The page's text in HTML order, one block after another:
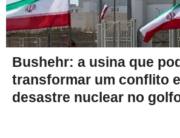
Bushehr: a usina que
transformar um conflito
desastre nuclear no